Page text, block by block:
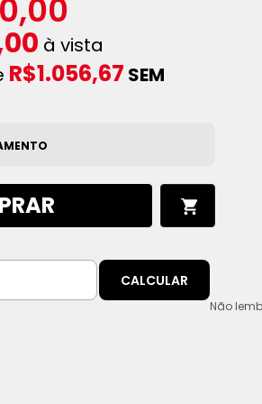
à vista
R$1.056,67 SEM
CALCULAR
Não